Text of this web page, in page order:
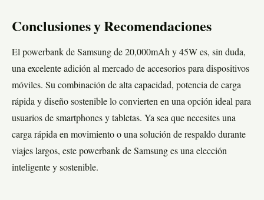
Conclusiones y Recomendaciones
El powerbank de Samsung de 20,000mAh y 45W es, sin duda,
una excelente adición al mercado de accesorios para dispositivos
móviles. Su combinación de alta capacidad, potencia de carga
rápida y diseño sostenible lo convierten en una opción ideal para
usuarios de smartphones y tabletas. Ya sea que necesites una
carga rápida en movimiento o una solución de respaldo durante
viajes largos, este powerbank de Samsung es una elección
inteligente y sostenible.